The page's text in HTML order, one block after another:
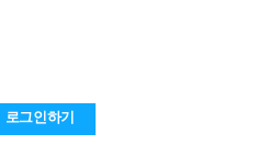
로그인하기